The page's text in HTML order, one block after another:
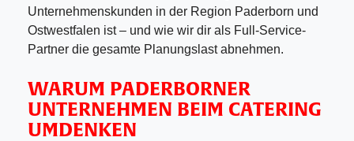
Unternehmenskunden in der Region Paderborn und
Ostwestfalen ist – und wie wir dir als Full-Service-
Partner die gesamte Planungslast abnehmen.
WARUM PADERBORNER
UNTERNEHMEN BEIM CATERING
UMDENKEN